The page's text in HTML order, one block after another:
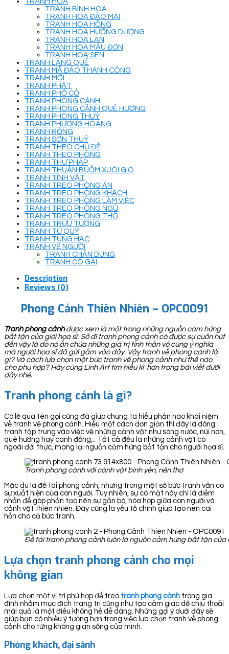
TRANH BÌNH HOA
TRANH HOA ĐÀO MAI
TRANH HOA HỒNG
TRANH HOA HƯỚNG DƯƠNG
TRANH HOA LAN
TRANH HOA MẪU ĐƠN
TRANH HOA SEN
TRANH LÀNG QUÊ
TRANH MÃ ĐÁO THÀNH CÔNG
TRANH MỚI
TRANH PHẬT
TRANH PHỐ CỔ
TRANH PHONG CẢNH
TRANH PHONG CẢNH QUÊ HƯƠNG
TRANH PHONG THUỶ
TRANH PHƯỢNG HOÀNG
TRANH RỒNG
TRANH SƠN THUỶ
TRANH THEO CHỦ ĐỀ
TRANH THEO PHÒNG
TRANH THƯ PHÁP
TRANH THUẬN BUỒM XUÔI GIÓ
TRANH TĨNH VẬT
TRANH TREO PHÒNG ĂN
TRANH TREO PHÒNG KHÁCH
TRANH TREO PHÒNG LÀM VIỆC
TRANH TREO PHÒNG NGỦ
TRANH TREO PHÒNG THỜ
TRANH TRỪU TƯỢNG
TRANH TỨ QUÝ
TRANH TÙNG HẠC
TRANH VẼ NGƯỜI
TRANH CHÂN DUNG
TRANH CÔ GÁI
Description
Reviews (0)
Phong Cảnh Thiên Nhiên – OPC0091
Tranh phong cảnhđược xem là một trong những nguồn cảm hứng
bất tận của giới họa sĩ. Sở dĩ tranh phong cảnh có được sự cuốn hút
đến vậy là do nó ẩn chứa những giá trị tinh thần vô cùng ý nghĩa
mà người họa sĩ đã gửi gắm vào đấy. Vậy tranh về phong cảnh là
gì? Và cách lựa chọn một bức tranh vẽ phong cảnh như thế nào
cho phù hợp? Hãy cùng Linh Art tìm hiểu kĩ hơn trong bài viết dưới
đây nhé.
Tranh phong cảnh là gì?
Có lẽ qua tên gọi cũng đã giúp chúng ta hiểu phần nào khái niệm
về tranh vẽ phong cảnh. Hiểu một cách đơn giản thì đây là dòng
tranh tập trung vào việc vẽ những cảnh vật như sông nước, núi non,
quê hương hay cánh đồng,.. Tất cả đều là những cảnh vật có
ngoài đời thực, mang lại nguồn cảm hứng bất tận cho người họa sĩ.
Tranh phong cảnh với cảnh vật bình yên, nên thơ
Mặc dù là đề tài phong cảnh, nhưng trong một số bức tranh vẫn có
sự xuất hiện của con người. Tuy nhiên, sự có mặt này chỉ là điểm
nhấn để góp phần tạo nên sự gắn bó, hòa hợp giữa con người và
cảnh vật thiên nhiên. Đây cũng là yếu tố chính giúp tạo nên cái
hồn cho cả bức tranh.
Đề tài tranh phong cảnh luôn là nguồn cảm hứng bất tận của
Lựa chọn tranh phong cảnh cho mọi
không gian
Lựa chọn một vị trí phù hợp để treo tranh phong cảnh trong gia
đình nhằm mục đích trang trí cũng như tạo cảm giác dễ chịu thoải
mái quả là một điều không hề dễ dàng. Những gợi ý dưới đây sẽ
giúp bạn có nhiều ý tưởng hơn trong việc lựa chọn tranh về phong
cảnh cho từng không gian sống của mình.
Phòng khách, đại sảnh